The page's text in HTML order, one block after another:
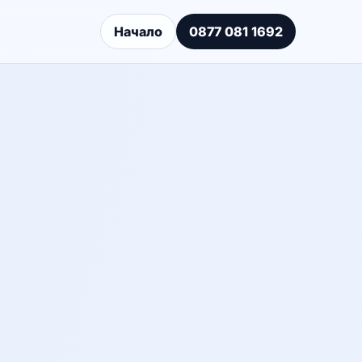
Начало 0877 081 1692